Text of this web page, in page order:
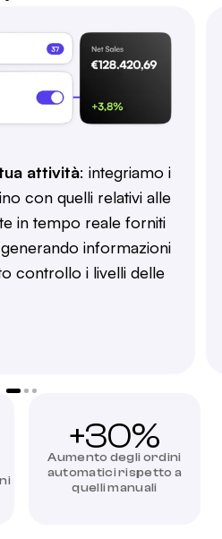
attività: integriamo i
con quelli relativi alle
in tempo reale forniti
informazioni
controllo i livelli delle
+30%
Aumento degli ordini
automatici rispetto a
quelli manuali